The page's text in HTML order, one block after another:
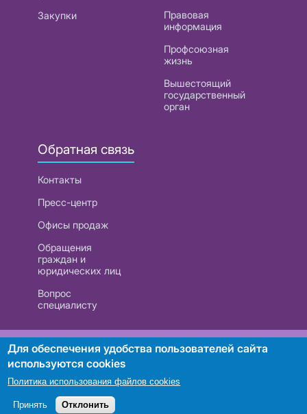
Закупки
Правовая
информация
Профсоюзная
жизнь
Вышестоящий
государственный
орган
Обратная связь
Контакты
Пресс-центр
Офисы продаж
Обращения
граждан и
юридических лиц
Вопрос
специалисту
РУП «Белтелеком». УНП 101007741
Поиск
Для обеспечения удобства пользователей сайта
используются cookies
Политика использования файлов cookies
Принять Отклонить